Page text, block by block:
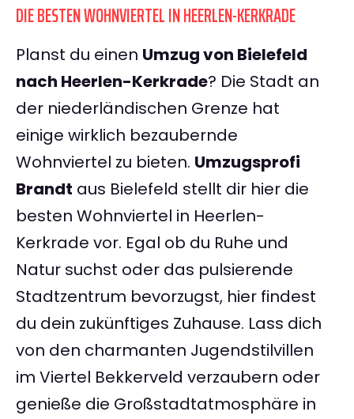
DIE BESTEN WOHNVIERTEL IN HEERLEN-KERKRADE
Planst du einen Umzug von Bielefeld
nach Heerlen-Kerkrade? Die Stadt an
der niederländischen Grenze hat
einige wirklich bezaubernde
Wohnviertel zu bieten. Umzugsprofi
Brandt aus Bielefeld stellt dir hier die
besten Wohnviertel in Heerlen-
Kerkrade vor. Egal ob du Ruhe und
Natur suchst oder das pulsierende
Stadtzentrum bevorzugst, hier findest
du dein zukünftiges Zuhause. Lass dich
von den charmanten Jugendstilvillen
im Viertel Bekkerveld verzaubern oder
genieße die Großstadtatmosphäre in